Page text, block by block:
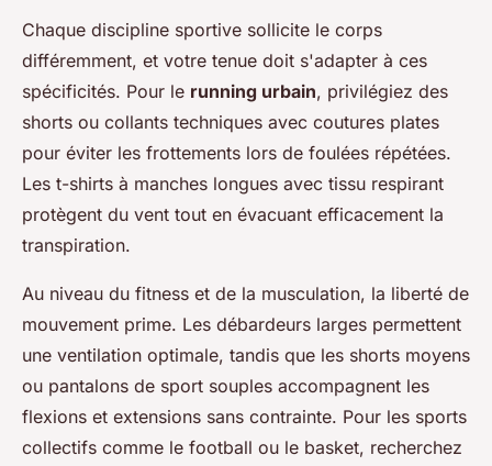
Chaque discipline sportive sollicite le corps
différemment, et votre tenue doit s'adapter à ces
spécificités. Pour le running urbain, privilégiez des
shorts ou collants techniques avec coutures plates
pour éviter les frottements lors de foulées répétées.
Les t-shirts à manches longues avec tissu respirant
protègent du vent tout en évacuant efficacement la
transpiration.
Au niveau du fitness et de la musculation, la liberté de
mouvement prime. Les débardeurs larges permettent
une ventilation optimale, tandis que les shorts moyens
ou pantalons de sport souples accompagnent les
flexions et extensions sans contrainte. Pour les sports
collectifs comme le football ou le basket, recherchez